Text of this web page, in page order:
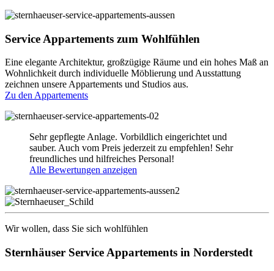
Service Appartements zum Wohlfühlen
Eine elegante Architektur, großzügige Räume und ein hohes Maß an
Wohnlichkeit durch individuelle Möblierung und Ausstattung
zeichnen unsere Appartements und Studios aus.
Zu den Appartements
Sehr gepflegte Anlage. Vorbildlich eingerichtet und
sauber. Auch vom Preis jederzeit zu empfehlen! Sehr
freundliches und hilfreiches Personal!
Alle Bewertungen anzeigen
Wir wollen, dass Sie sich wohl­fühlen
Sternhäuser Service Apparte­ments in Norder­stedt